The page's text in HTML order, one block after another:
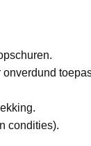
condities).